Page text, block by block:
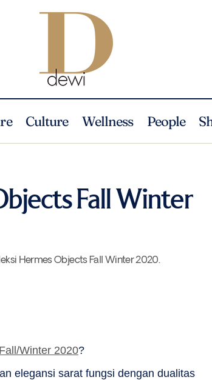
Culture Wellness People
Fall Winter
Hermes Objects Fall Winter 2020.
Winter 2020?
elegansi sarat fungsi dengan dualitas